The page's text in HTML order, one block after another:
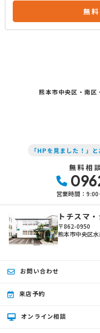
無
熊本市中央区・南区
「HPを見ました！」
無料相
営業時間：
トチスマ
〒862-0950
熊本市中央区
お問い合わせ
来店予約
オンライン相談